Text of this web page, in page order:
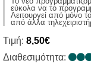
εύκολα να το
Λειτουργεί από μόνο
από άλλα
Τιμή: 8,50€
Διαθεσιμότητα: